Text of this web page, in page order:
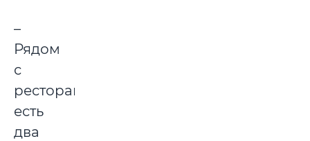
–
Рядом
с
рестораном
есть
два